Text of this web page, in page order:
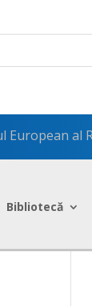
European al
Bibliotecă